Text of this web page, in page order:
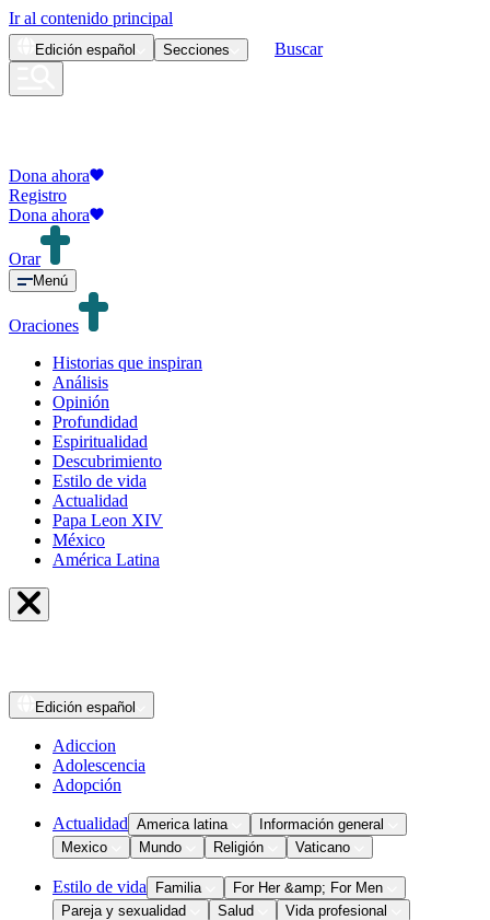
Ir al contenido principal
Edición español Secciones Buscar
Dona ahora
Registro
Dona ahora
Orar
Menú
Oraciones
Historias que inspiran
Análisis
Opinión
Profundidad
Espiritualidad
Descubrimiento
Estilo de vida
Actualidad
Papa Leon XIV
México
América Latina
Edición español
Adiccion
Adolescencia
Adopción
Actualidad America latina
Información general
Mexico
Mundo Religión Vaticano
Estilo de vida Familia
For Her &amp; For Men
Pareja y sexualidad
Salud Vida profesional